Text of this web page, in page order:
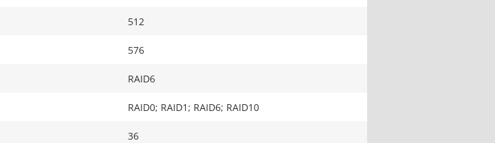
512
576
RAID6
RAID0; RAID1; RAID6; RAID10
36